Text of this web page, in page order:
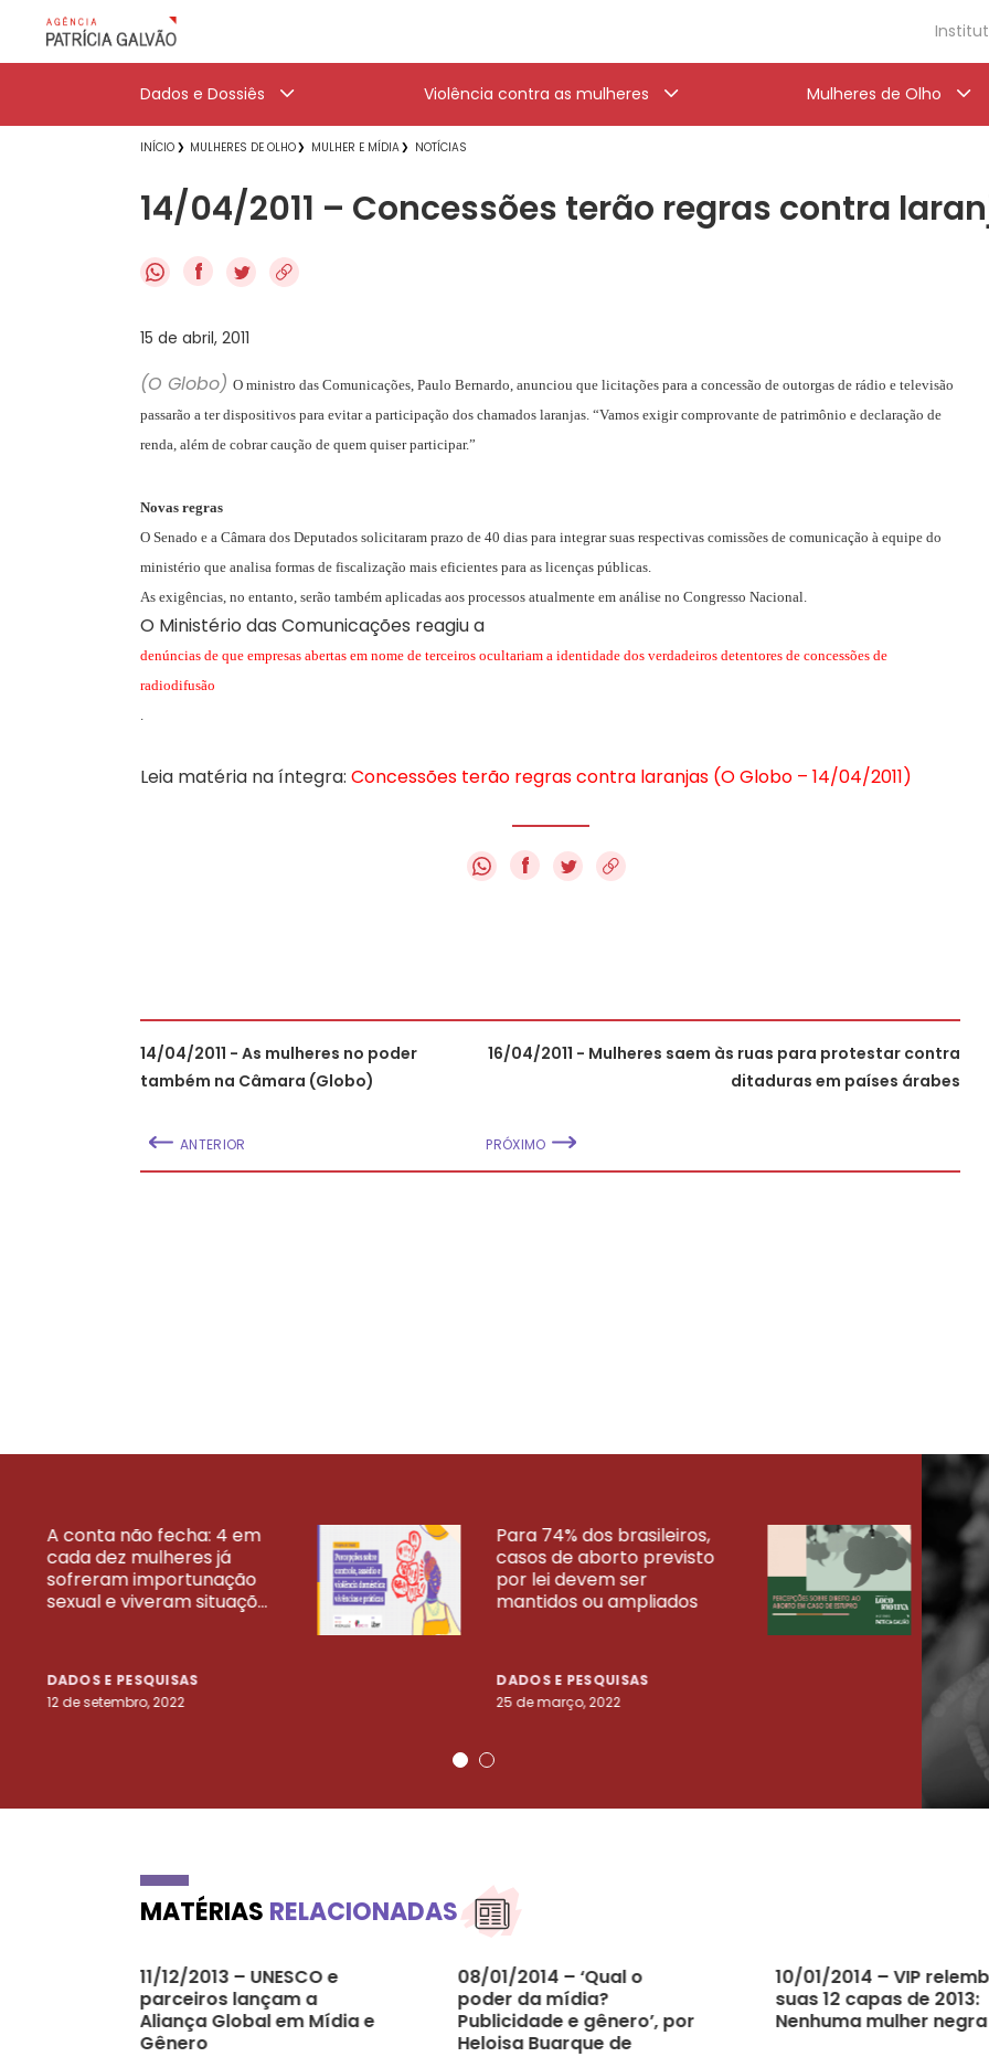
Dados e Dossiês Violência contra as mulheres Mulheres de Olho
INÍCIO MULHERES DE OLHO MULHER E MÍDIA NOTÍCIAS
14/04/2011 – Concessões terão regras contra
f
15 de abril, 2011
(O Globo) O ministro das Comunicações, Paulo Bernardo, anunciou que licitações para a concessão de outorgas de rádio e televisão
passarão a ter dispositivos para evitar a participação dos chamados laranjas. “Vamos exigir comprovante de patrimônio e declaração de
renda, além de cobrar caução de quem quiser participar.”
Novas regras
O Senado e a Câmara dos Deputados solicitaram prazo de 40 dias para integrar suas respectivas comissões de comunicação à equipe do
ministério que analisa formas de fiscalização mais eficientes para as licenças públicas.
As exigências, no entanto, serão também aplicadas aos processos atualmente em análise no Congresso Nacional.
O Ministério das Comunicações reagiu a
denúncias de que empresas abertas em nome de terceiros ocultariam a identidade dos verdadeiros detentores de concessões de
radiodifusão
Leia matéria na íntegra: Concessões terão regras contra laranjas (O Globo – 14/04/2011)
f
14/04/2011 - As mulheres no poder
também na Câmara (Globo)
ANTERIOR
16/04/2011 - Mulheres saem às ruas para protestar contra
ditaduras em países árabes
PRÓXIMO
A conta não fecha: 4 em
cada dez mulheres já
sofreram importunação
sexual e viveram situaçõ...
DADOS E PESQUISAS
12 de setembro, 2022
Para 74% dos brasileiros,
casos de aborto previsto
por lei devem ser
mantidos ou ampliados
DADOS E PESQUISAS
25 de março, 2022
23
VEJA MAIS PESQUISAS
MATÉRIAS RELACIONADAS
11/12/2013 – UNESCO e
parceiros lançam a
Aliança Global em Mídia e
Gênero
08/01/2014 – ‘Qual o
poder da mídia?
Publicidade e gênero’, por
Heloisa Buarque de
10/01/2014 – VIP
suas 12 capas de 2013:
Nenhuma mulher negra